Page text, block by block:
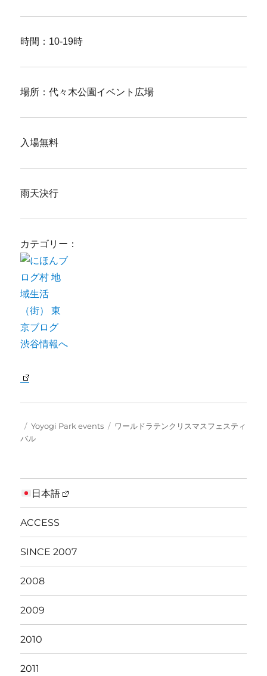
時間：10-19時
場所：代々木公園イベント広場
入場無料
雨天決行
カテゴリー：
Posted
on
Categories
Yoyogi Park events Tags
ワールドラテンクリスマスフェスティ
バル
日本語
ACCESS
SINCE 2007
2008
2009
2010
2011